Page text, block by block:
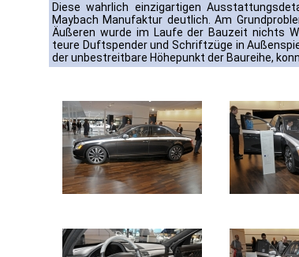
Diese wahrlich einzigartigen
Maybach Manufaktur deutlich. Am
Äußeren wurde im Laufe der Bauzeit nichts
teure Duftspender und Schriftzüge in
der unbestreitbare Höhepunkt der Baureihe,